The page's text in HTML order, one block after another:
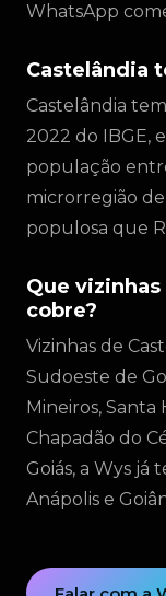
WhatsApp
Castelândia
Castelândia
2022 do IBGE,
população
microrregião
populosa que
Que
cobre?
Vizinhas de
Sudoeste de
Mineiros, Santa
Chapadão do
Goiás, a Wys já
Anápolis e